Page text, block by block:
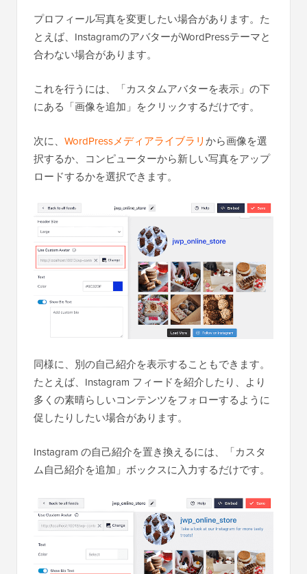
プロフィール写真を変更したい場合があります。た
とえば、InstagramのアバターがWordPressテーマと
合わない場合があります。
これを行うには、「カスタムアバターを表示」の下
にある「画像を追加」をクリックするだけです。
次に、 WordPressメディアライブラリから画像を選
択するか、コンピューターから新しい写真をアップ
ロードするかを選択できます。
同様に、別の自己紹介を表示することもできます。
たとえば、Instagram フィードを紹介したり、より
多くの素晴らしいコンテンツをフォローするように
促したりしたい場合があります。
Instagram の自己紹介を置き換えるには、「カスタ
ム自己紹介を追加」ボックスに入力するだけです。